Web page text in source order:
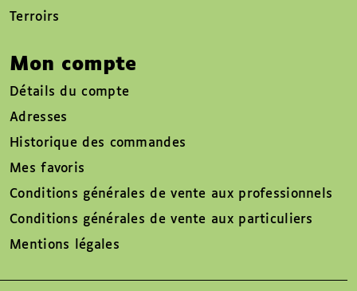
Terroirs
Mon compte
Détails du compte
Adresses
Historique des commandes
Mes favoris
Conditions générales de vente aux professionnels
Conditions générales de vente aux particuliers
Mentions légales